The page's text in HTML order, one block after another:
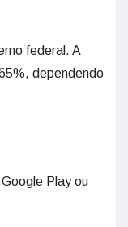
federal. A
dependendo
Play ou